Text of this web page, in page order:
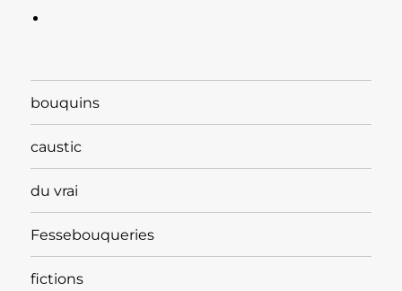
bouquins
caustic
du vrai
Fessebouqueries
fictions